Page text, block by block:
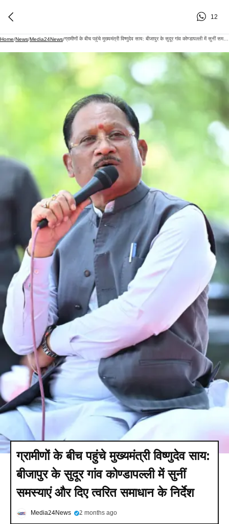
12
Home/News/Media24News/ ग्रामीणों के बीच पहुंचे मुख्यमंत्री विष्णुदेव साय: बीजापुर के सुदूर गांव कोण्डापल्ली में सुनीं समस्याएं और दिए त्वरित समाधान के निर्देश
ग्रामीणों के बीच पहुंचे मुख्यमंत्री विष्णुदेव साय:
बीजापुर के सुदूर गांव कोण्डापल्ली में सुनीं
समस्याएं और दिए त्वरित समाधान के निर्देश
Media24News 2 months ago